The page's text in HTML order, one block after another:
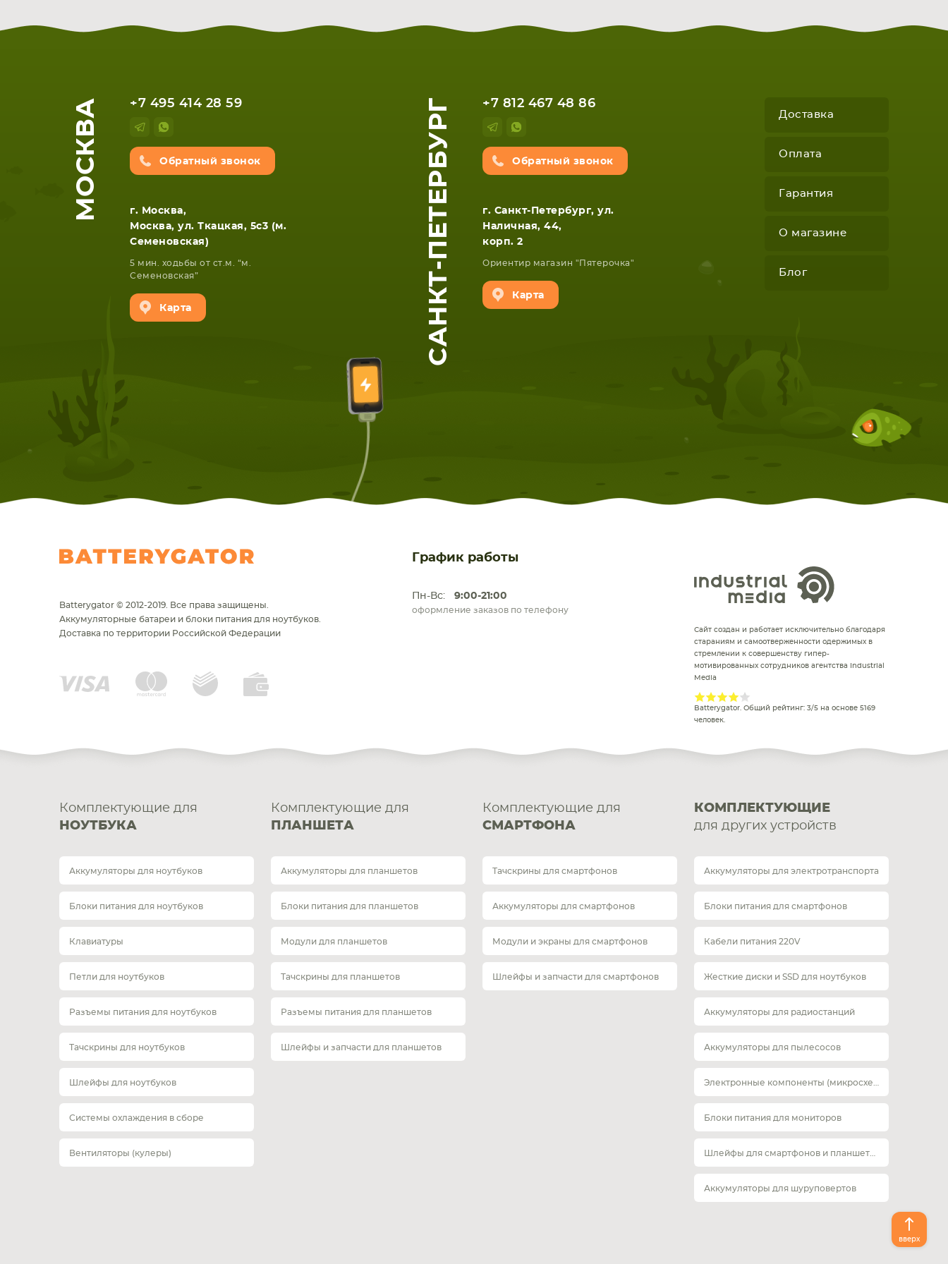
НОУТБУКА СМАРТФОНА
МОСКВА +7 495 414 28 59
Обратный звонок
г. Москва,
Москва, ул. Ткацкая, 5с3 (м.
Семеновская)
5 мин. ходьбы от ст.м. “м.
Семеновская”
Карта САНКТ-ПЕТЕРБУРГ +7 812 467 48 86
Обратный звонок
г. Санкт-Петербург, ул.
Наличная, 44,
корп. 2
Ориентир магазин "Пятерочка"
Карта
Доставка
Оплата
Гарантия
О магазине
Блог
График работы
Пн-Вс: 9:00-21:00
оформление заказов по телефону
Batterygator © 2012-2019. Все права защищены.
Аккумуляторные батареи и блоки питания для ноутбуков.
Доставка по территории Российской Федерации
Сайт создан и работает исключительно благодаря
стараниям и самоотверженности одержимых в
стремлении к совершенству гипер-
мотивированных сотрудников агентства Industrial
Media
Batterygator. Общий рейтинг: 3/5 на основе 5169
человек.
Комплектующие для
НОУТБУКА
Аккумуляторы для ноутбуков
Блоки питания для ноутбуков
Клавиатуры
Петли для ноутбуков
Разъемы питания для ноутбуков
Тачскрины для ноутбуков
Шлейфы для ноутбуков
Системы охлаждения в сборе
Вентиляторы (кулеры)
Комплектующие для
ПЛАНШЕТА
Аккумуляторы для планшетов
Блоки питания для планшетов
Модули для планшетов
Тачскрины для планшетов
Разъемы питания для планшетов
Шлейфы и запчасти для планшетов
Комплектующие для
СМАРТФОНА
Тачскрины для смартфонов
Аккумуляторы для смартфонов
Модули и экраны для смартфонов
Шлейфы и запчасти для смартфонов
КОМПЛЕКТУЮЩИЕ
для других устройств
Аккумуляторы для электротранспорта
Блоки питания для смартфонов
Кабели питания 220V
Жесткие диски и SSD для ноутбуков
Аккумуляторы для радиостанций
Аккумуляторы для пылесосов
Блоки питания для мониторов
Аккумуляторы для шуруповертов
вверх